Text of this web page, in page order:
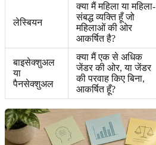
लेस्बियन
क्या मैं महिला या महिला-
संबद्ध व्यक्ति हूँ जो
महिलाओं की ओर
आकर्षित है?
बाइसेक्शुअल
या
पैनसेक्शुअल
क्या मैं एक से अधिक
जेंडर की ओर, या जेंडर
की परवाह किए बिना,
आकर्षित हूँ?